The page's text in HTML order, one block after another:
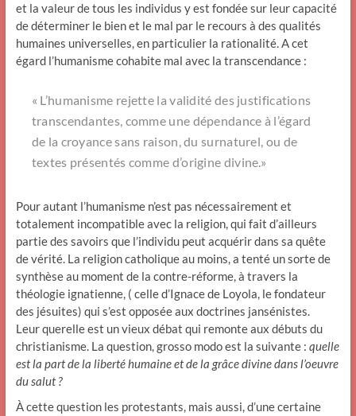
et la valeur de tous les individus y est fondée sur leur capacité
de déterminer le bien et le mal par le recours à des qualités
humaines universelles, en particulier la rationalité. A cet
égard l’humanisme cohabite mal avec la transcendance :
« L’humanisme rejette la validité des justifications
transcendantes, comme une dépendance à l’égard
de la croyance sans raison, du surnaturel, ou de
textes présentés comme d’origine divine.»
Pour autant l’humanisme n’est pas nécessairement et
totalement incompatible avec la religion, qui fait d’ailleurs
partie des savoirs que l’individu peut acquérir dans sa quête
de vérité. La religion catholique au moins, a tenté un sorte de
synthèse au moment de la contre-réforme, à travers la
théologie ignatienne, ( celle d’Ignace de Loyola, le fondateur
des jésuites) qui s’est opposée aux doctrines jansénistes.
Leur querelle est un vieux débat qui remonte aux débuts du
christianisme. La question, grosso modo est la suivante : quelle
est la part de la liberté humaine et de la grâce divine dans l’oeuvre
du salut ?
À cette question les protestants, mais aussi, d’une certaine